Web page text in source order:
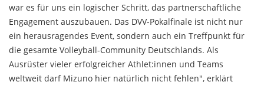
war es für uns ein logischer Schritt, das partnerschaftliche
Engagement auszubauen. Das DVV-Pokalfinale ist nicht nur
ein herausragendes Event, sondern auch ein Treffpunkt für
die gesamte Volleyball-Community Deutschlands. Als
Ausrüster vieler erfolgreicher Athlet:innen und Teams
weltweit darf Mizuno hier natürlich nicht fehlen", erklärt